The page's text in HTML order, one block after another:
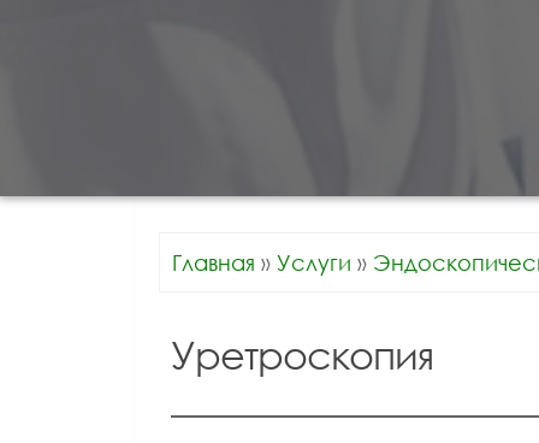
Главная » Услуги »
Уретроскопия